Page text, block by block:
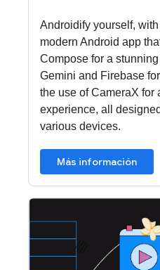
Androidify yourself,
modern Android app
Compose for a
Gemini and Firebase
the use of CameraX for
experience, all
various devices.
Más información